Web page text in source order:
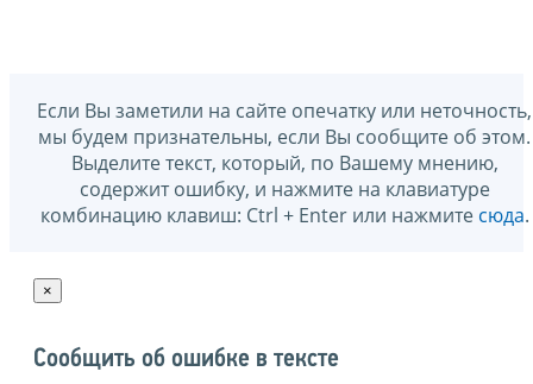
Если Вы заметили на сайте опечатку или неточность,
мы будем признательны, если Вы сообщите об этом.
Выделите текст, который, по Вашему мнению,
содержит ошибку, и нажмите на клавиатуре
комбинацию клавиш: Ctrl + Enter или нажмите сюда.
×
Сообщить об ошибке в тексте